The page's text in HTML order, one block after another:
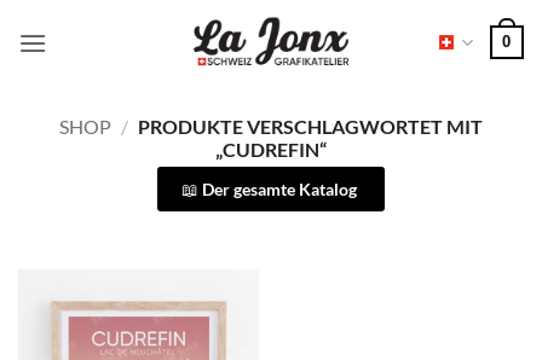
Inhalt
0
SHOP / PRODUKTE VERSCHLAGWORTET MIT
„CUDREFIN“
Der gesamte Katalog